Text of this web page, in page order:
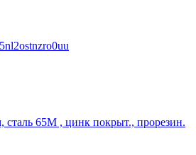
сталь 65М , цинк покрыт., прорезин.